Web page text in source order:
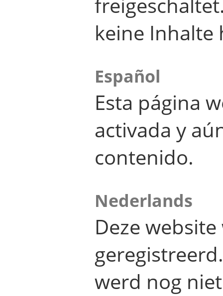
keine Inhalte
Español
Esta página
activada y
contenido.
Nederlands
Deze
werd nog